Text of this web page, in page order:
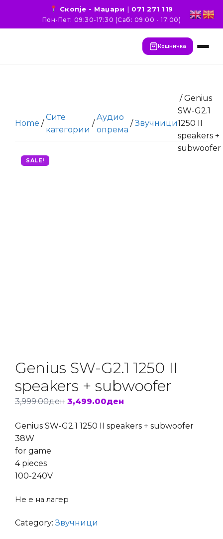
Скопје - Маџари | 071 271 119
Пон-Пет: 09:30-17:30 (Саб: 09:00 - 17:00)
Кошничка
Home /
Сите
категории
/
Аудио
опрема
/Звучници
/ Genius
SW-G2.1
1250 II
speakers +
subwoofer
SALE!
Genius SW-G2.1 1250 II
speakers + subwoofer
3,999.00ден Original
was:
3,499.00ден
is:
Genius SW-G2.1 1250 II speakers + subwoofer
38W
for game
4 pieces
100-240V
Не е на лагер
Category:Звучници